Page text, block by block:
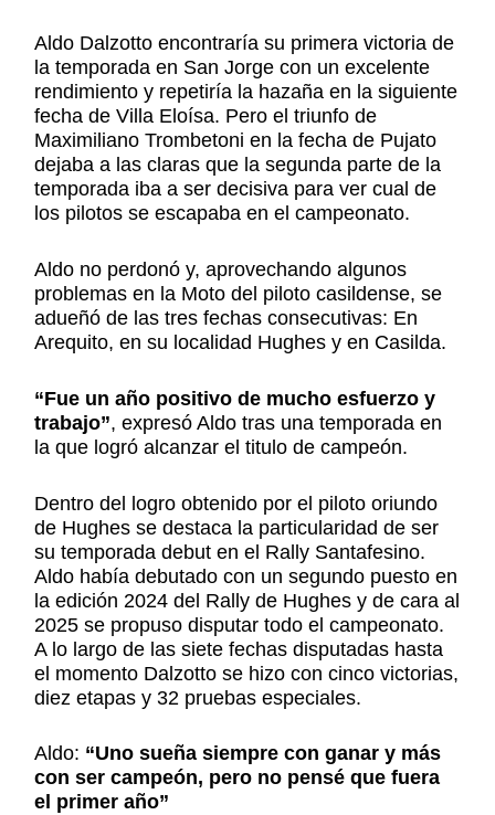
Aldo Dalzotto encontraría su primera victoria de
la temporada en San Jorge con un excelente
rendimiento y repetiría la hazaña en la siguiente
fecha de Villa Eloísa. Pero el triunfo de
Maximiliano Trombetoni en la fecha de Pujato
dejaba a las claras que la segunda parte de la
temporada iba a ser decisiva para ver cual de
los pilotos se escapaba en el campeonato.
Aldo no perdonó y, aprovechando algunos
problemas en la Moto del piloto casildense, se
adueñó de las tres fechas consecutivas: En
Arequito, en su localidad Hughes y en Casilda.
“Fue un año positivo de mucho esfuerzo y
trabajo”, expresó Aldo tras una temporada en
la que logró alcanzar el titulo de campeón.
Dentro del logro obtenido por el piloto oriundo
de Hughes se destaca la particularidad de ser
su temporada debut en el Rally Santafesino.
Aldo había debutado con un segundo puesto en
la edición 2024 del Rally de Hughes y de cara al
2025 se propuso disputar todo el campeonato.
A lo largo de las siete fechas disputadas hasta
el momento Dalzotto se hizo con cinco victorias,
diez etapas y 32 pruebas especiales.
Aldo: “Uno sueña siempre con ganar y más
con ser campeón, pero no pensé que fuera
el primer año”